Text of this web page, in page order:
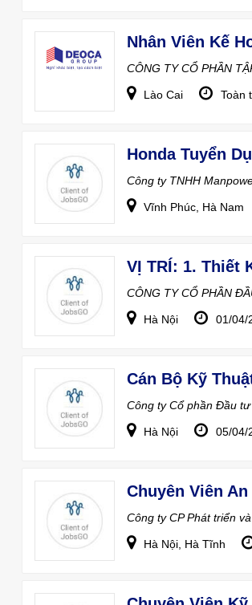
Nhân Viên Kế
CÔNG TY CỔ PHẦN
Lào Cai Toàn
Honda Tuyển
Công ty TNHH
Vĩnh Phúc, Hà Nam
CÔNG TY CỔ PHẦN
Hà Nội 01/04/
Cán Bộ Kỹ
Công ty Cổ phần Đầu
Hà Nội 05/04/
Chuyên Viên
Công ty CP Phát triển
Hà Nội, Hà Tĩnh